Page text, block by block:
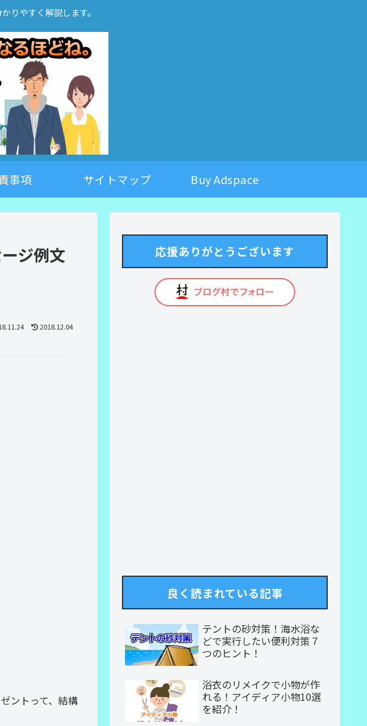
りやすく解説します。
事項 サイトマップ Buy Adspace
ジ例文
2018.12.04
ントって、結構
応援ありがとうございます
良く読まれている記事
テントの砂対策！海水浴な
どで実行したい便利対策７
つのヒント！
浴衣のリメイクで小物が作
れる！アイディア小物10選
を紹介！